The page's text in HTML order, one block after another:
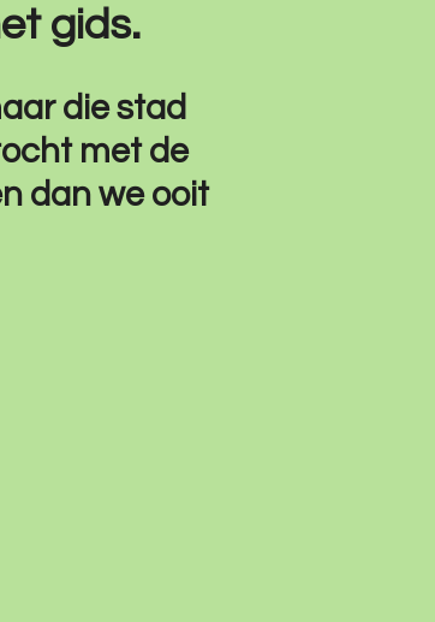
gids.
die stad
met de
dan we ooit